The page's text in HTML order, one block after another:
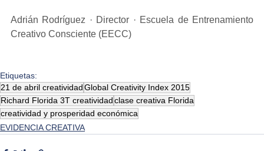
Adrián Rodríguez · Director · Escuela de Entrenamiento
Creativo Consciente (EECC)
Etiquetas:
21 de abril creatividadGlobal Creativity Index 2015
Richard Florida 3T creatividadclase creativa Florida
creatividad y prosperidad económica
EVIDENCIA CREATIVA